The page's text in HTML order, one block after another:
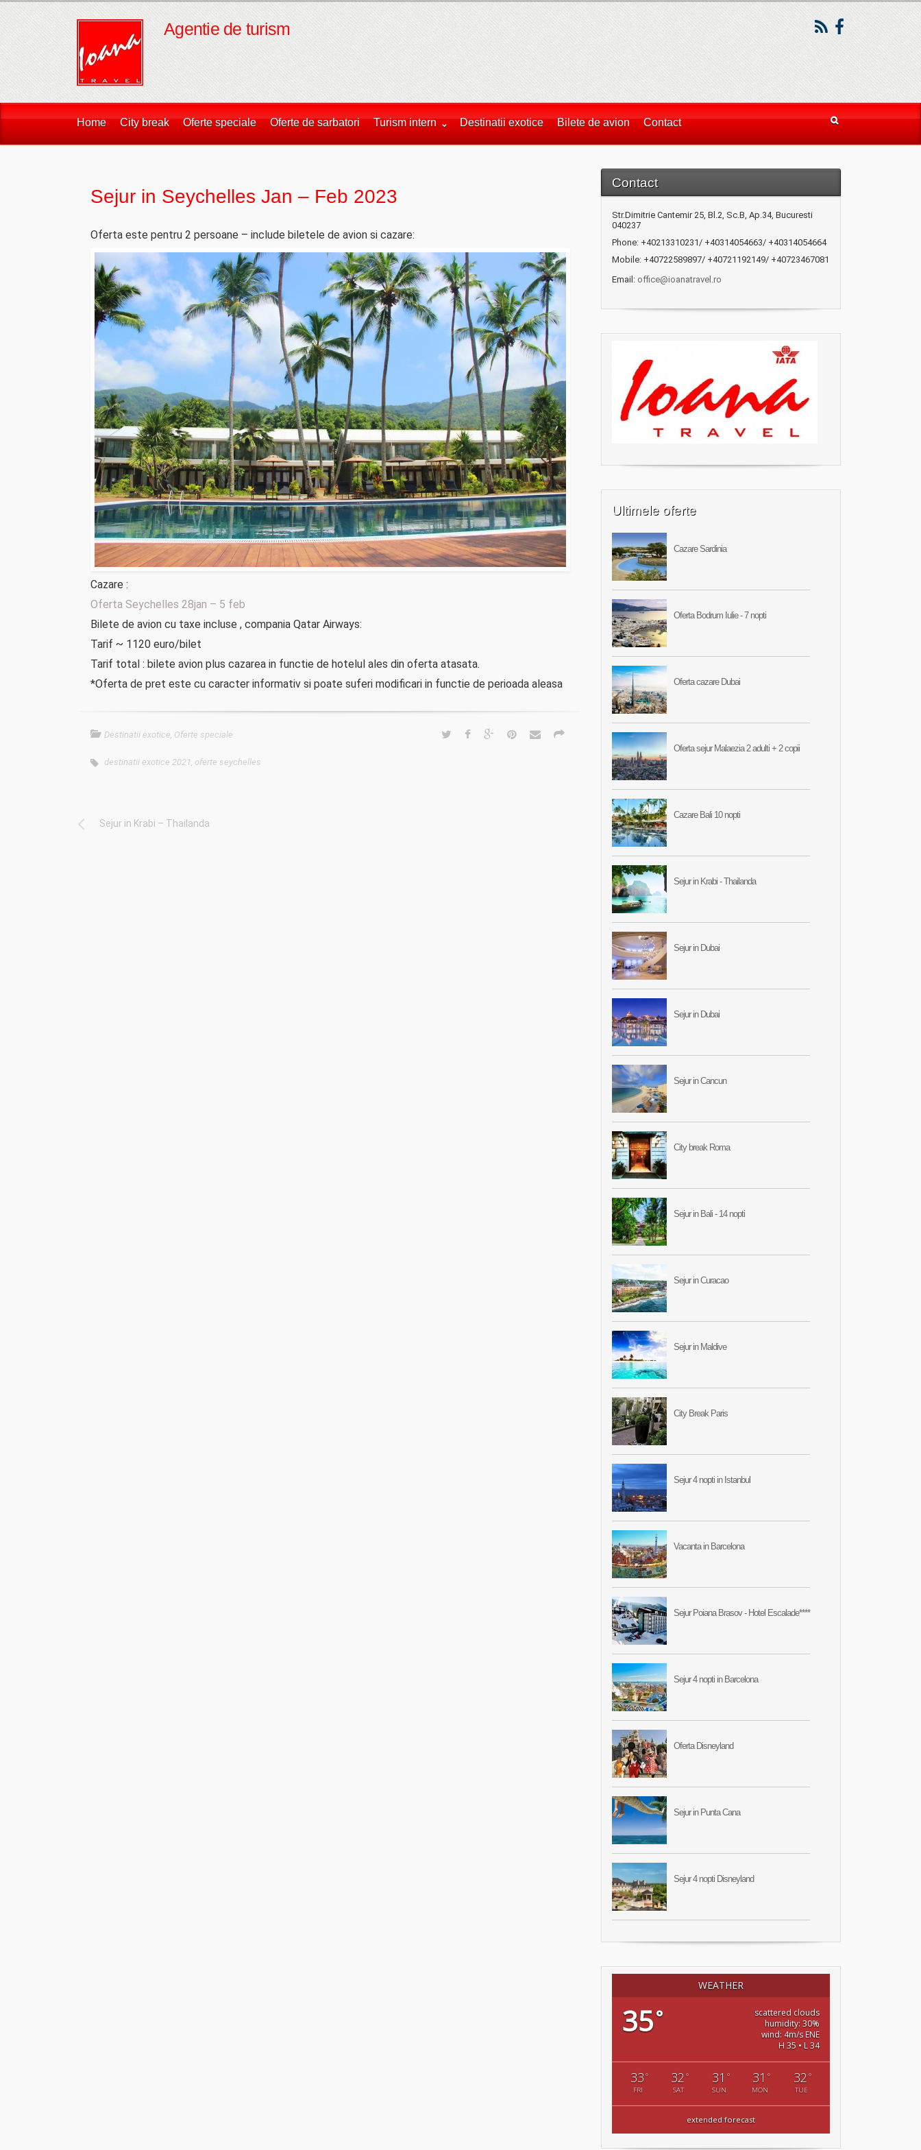
Agentie de turism
Home City break Oferte speciale Oferte de sarbatori Turism intern Destinatii exotice Bilete de avion Contact
Sejur in Seychelles Jan – Feb 2023
Oferta este pentru 2 persoane – include biletele de avion si cazare:
Cazare :
Oferta Seychelles 28jan – 5 feb
Bilete de avion cu taxe incluse , compania Qatar Airways:
Tarif ~ 1120 euro/bilet
Tarif total : bilete avion plus cazarea in functie de hotelul ales din oferta atasata.
*Oferta de pret este cu caracter informativ si poate suferi modificari in functie de perioada aleasa
Destinatii exotice, Oferte speciale
destinatii exotice 2021, oferte seychelles
Sejur in Krabi – Thailanda
Contact
Str.Dimitrie Cantemir 25, Bl.2, Sc.B, Ap.34, Bucuresti
040237
Phone: +40213310231/ +40314054663/ +40314054664
Mobile: +40722589897/ +40721192149/ +40723467081
Email: office@ioanatravel.ro
Ultimele oferte
Cazare Sardinia
Oferta Bodrum Iulie - 7 nopti
Oferta cazare Dubai
Oferta sejur Malaezia 2 adulti + 2 copii
Cazare Bali 10 nopti
Sejur in Krabi - Thailanda
Sejur in Dubai
Sejur in Dubai
Sejur in Cancun
City break Roma
Sejur in Bali - 14 nopti
Sejur in Curacao
Sejur in Maldive
City Break Paris
Sejur 4 nopti in Istanbul
Vacanta in Barcelona
Sejur Poiana Brasov - Hotel Escalade****
Sejur 4 nopti in Barcelona
Oferta Disneyland
Sejur in Punta Cana
Sejur 4 nopti Disneyland
WEATHER
35°
scattered clouds
humidity: 30%
wind: 4m/s ENE
H 35 • L 34
33°
FRI
32 °
SAT
31 °
SUN
31 °
MON
32 °
TUE
extended forecast